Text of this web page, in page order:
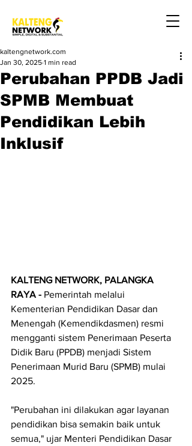
Perubahan PPDB Jadi
SPMB Membuat
Pendidikan Lebih
Inklusif
kaltengnetwork.com
Jan 30, 2025 1 min read
KALTENG NETWORK, PALANGKA
RAYA - Pemerintah melalui
Kementerian Pendidikan Dasar dan
Menengah (Kemendikdasmen) resmi
mengganti sistem Penerimaan Peserta
Didik Baru (PPDB) menjadi Sistem
Penerimaan Murid Baru (SPMB) mulai
2025.
"Perubahan ini dilakukan agar layanan
pendidikan bisa semakin baik untuk
semua," ujar Menteri Pendidikan Dasar